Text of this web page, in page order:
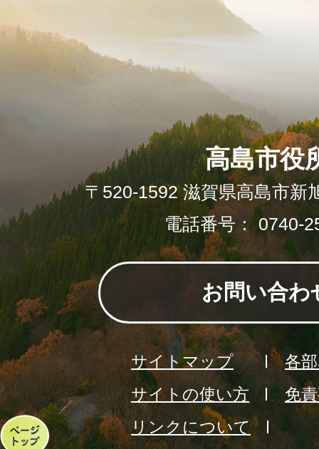
ペ
高島市役
〒520-1592 滋賀県高島市新
電話番号： 0740-
お問い合わ
サイトマップ
各
サイトの使い方
免
リンクについて